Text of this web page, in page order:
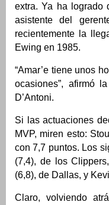
extra. Ya ha logrado
asistente del
recientemente la
Ewing en 1985.
“Amar’e tiene unos
ocasiones”, afirmó
D’Antoni.
Si las actuaciones
MVP, miren esto:
con 7,7 puntos. Los
(7,4), de los
(6,8), de Dallas, y
Claro, volviendo